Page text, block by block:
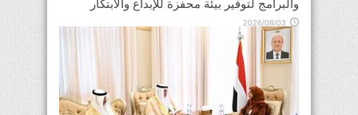
والبرامج لتوفير بيئة محفزة للإبداع والابتكار
2026/08/03